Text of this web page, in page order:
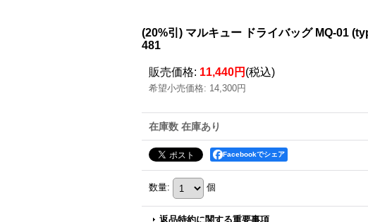
(20%引) マルキュー ドライバッグ MQ-01
481
販売価格: 11,440円 (税込)
希望小売価格: 14,300円
在庫数 在庫あり
Facebookでシェア
数量: 個
返品特約に関する重要事項